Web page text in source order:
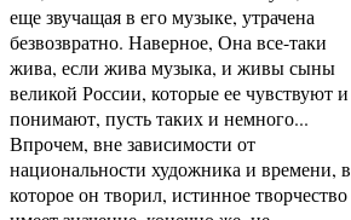
еще звучащая в его музыке, утрачена
безвозвратно. Наверное, Она все-таки
жива, если жива музыка, и живы сыны
великой России, которые ее чувствуют и
понимают, пусть таких и немного...
Впрочем, вне зависимости от
национальности художника и времени, в
которое он творил, истинное творчество